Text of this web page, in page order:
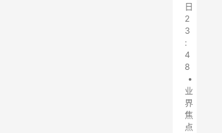
日
2
3
:
4
8
•
业
界
焦
点